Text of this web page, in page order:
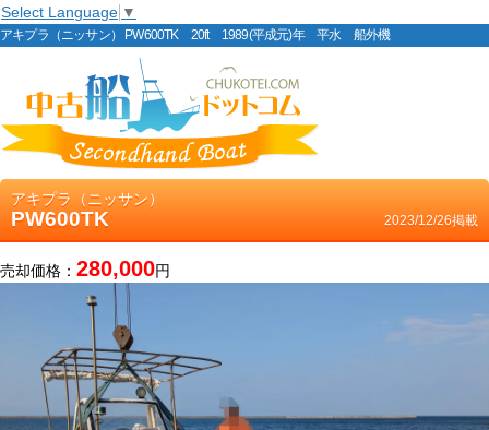
Select Language ▼
アキプラ（ニッサン） PW600TK 20ft 1989(平成元)年 平水 船外機
アキプラ（ニッサン）
PW600TK 2023/12/26掲載
売却価格： 280,000円